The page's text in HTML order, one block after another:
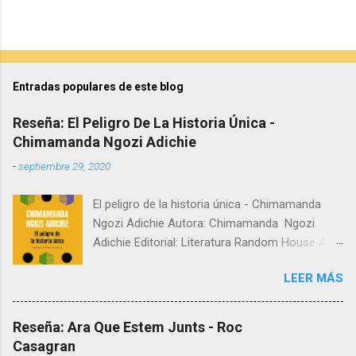
Entradas populares de este blog
Reseña: El Peligro De La Historia Única -
Chimamanda Ngozi Adichie
-septiembre 29, 2020
El peligro de la historia única - Chimamanda
Ngozi Adichie Autora: Chimamanda Ngozi
Adichie Editorial: Literatura Random House Año:
Chimamanda, con más de doce millones de
reproducciones. Con su característico amor
por las historias, en este manifiesto
Chimamanda Ngozi Adichie hace una llamada a
LEER MÁS
Reseña: Ara Que Estem Junts - Roc
Casagran